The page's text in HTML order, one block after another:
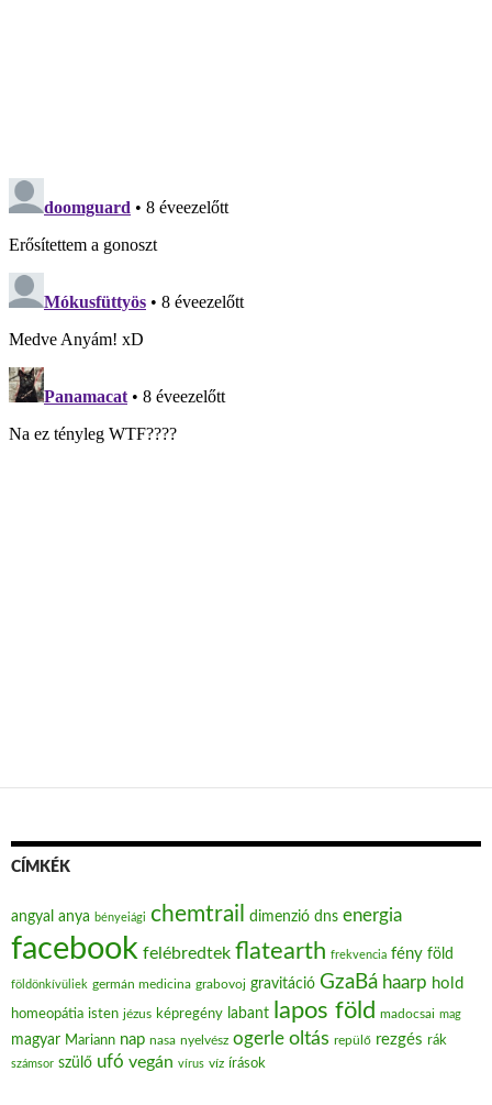
CÍMKÉK
angyal anya bényeiági chemtrail dimenzió dns energia
facebook felébredtek flatearth frekvencia fény föld
földönkívüliek germán medicina grabovoj gravitáció GzaBá haarp hold
homeopátia isten jézus képregény labant lapos föld madocsai mag
magyar Mariann nap nasa nyelvész ogerle oltás repülő rezgés rák
számsor szülő ufó vegán vírus víz írások